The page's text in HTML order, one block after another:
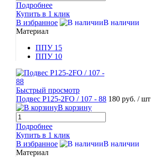
Подробнее
Купить в 1 клик
В избранное
В наличии
Материал
ППУ 15
ППУ 10
Быстрый просмотр
Подвес Р125-2FO / 107 - 88 180 руб. / шт
В корзину
Подробнее
Купить в 1 клик
В избранное
В наличии
Материал